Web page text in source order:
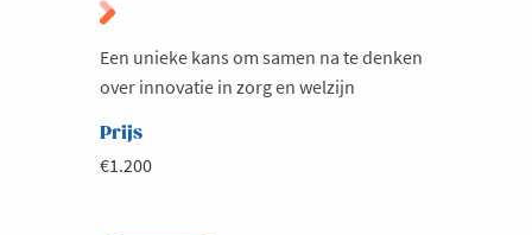
Een unieke kans om samen na te denken
over innovatie in zorg en welzijn
Prijs
€1.200